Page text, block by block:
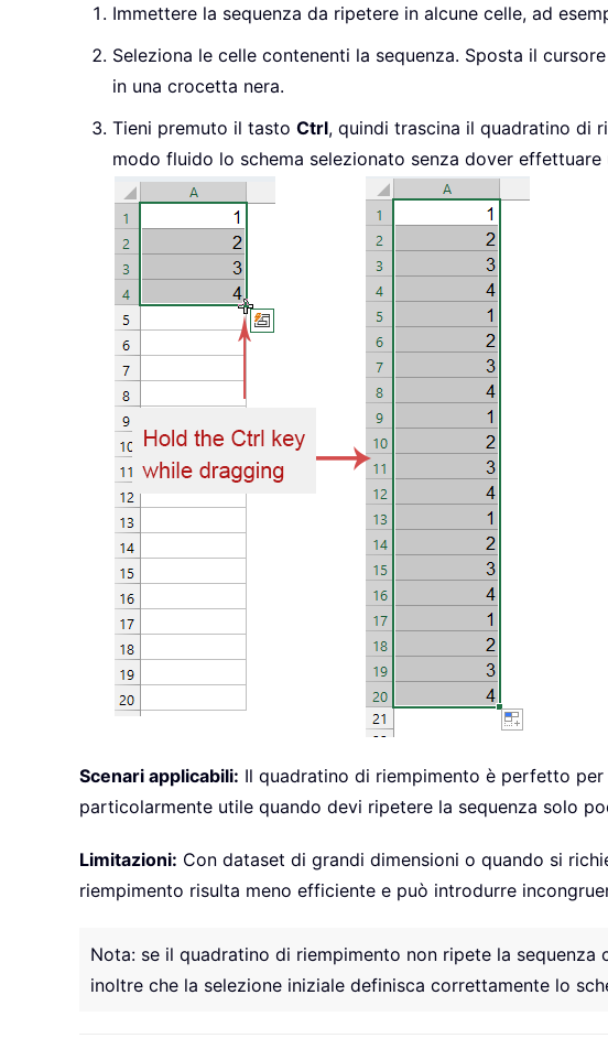
Immettere la sequenza da ripetere in alcune celle, ad
Seleziona le celle contenenti la sequenza. Sposta il
in una crocetta nera.
Tieni premuto il tasto Ctrl, quindi trascina il quadratino di
modo fluido lo schema selezionato senza dover
Scenari applicabili: Il quadratino di riempimento è perfetto
particolarmente utile quando devi ripetere la sequenza solo
Limitazioni: Con dataset di grandi dimensioni o quando si
riempimento risulta meno efficiente e può introdurre
Nota: se il quadratino di riempimento non ripete la
inoltre che la selezione iniziale definisca correttamente lo